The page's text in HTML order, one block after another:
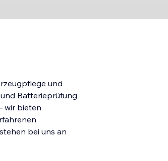
und
Batterieprüfung
wir bieten
bei uns an